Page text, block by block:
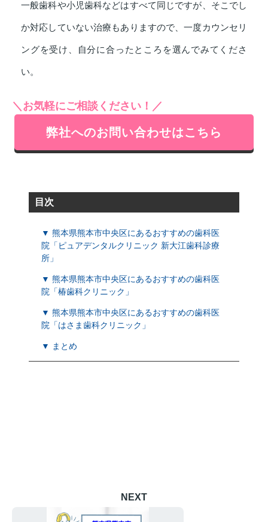
一般歯科や小児歯科などはすべて同じですが、そこでし
か対応していない治療もありますので、一度カウンセリ
ングを受け、自分に合ったところを選んでみてくださ
い。
＼お気軽にご相談ください！／
弊社へのお問い合わせはこちら
目次
▼ 熊本県熊本市中央区にあるおすすめの歯科医
院「ピュアデンタルクリニック 新大江歯科診療
所」
▼ 熊本県熊本市中央区にあるおすすめの歯科医
院「椿歯科クリニック」
▼ 熊本県熊本市中央区にあるおすすめの歯科医
院「はさま歯科クリニック」
▼ まとめ
NEXT